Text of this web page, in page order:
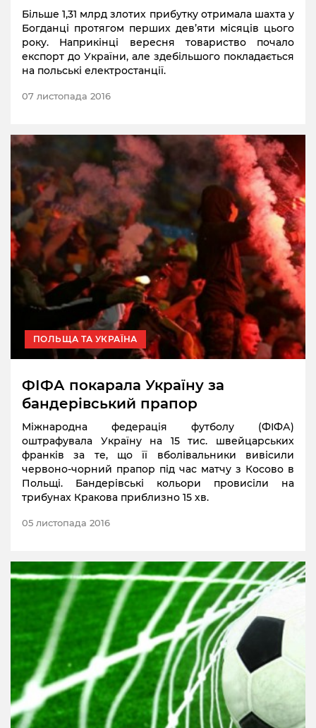
Більше 1,31 млрд злотих прибутку отримала шахта у
Богданці протягом перших дев’яти місяців цього
року. Наприкінці вересня товариство почало
експорт до України, але здебільшого покладається
на польські електростанції.
07 листопада 2016
ПОЛЬЩА ТА УКРАЇНА
ФІФА покарала Україну за
бандерівський прапор
Міжнародна федерація футболу (ФІФА)
оштрафувала Україну на 15 тис. швейцарських
франків за те, що її вболівальники вивісили
червоно-чорний прапор під час матчу з Косово в
Польщі. Бандерівські кольори провисіли на
трибунах Кракова приблизно 15 хв.
05 листопада 2016